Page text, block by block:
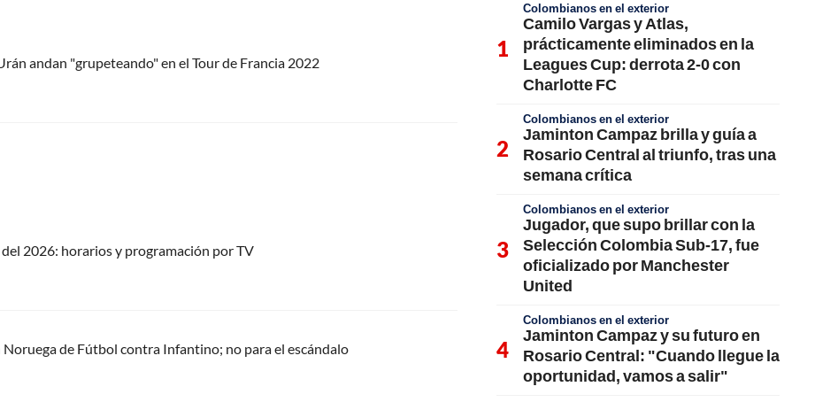
andan "grupeteando" en el Tour de Francia 2022
2026: horarios y programación por TV
de Fútbol contra Infantino; no para el escándalo
Colombianos en el exterior
Camilo Vargas y Atlas,
prácticamente eliminados en la
Leagues Cup: derrota 2-0 con
Charlotte FC
Colombianos en el exterior
Jaminton Campaz brilla y guía a
Rosario Central al triunfo, tras una
semana crítica
Colombianos en el exterior
Jugador, que supo brillar con la
Selección Colombia Sub-17, fue
oficializado por Manchester
United
Colombianos en el exterior
Jaminton Campaz y su futuro en
Rosario Central: "Cuando llegue la
oportunidad, vamos a salir"